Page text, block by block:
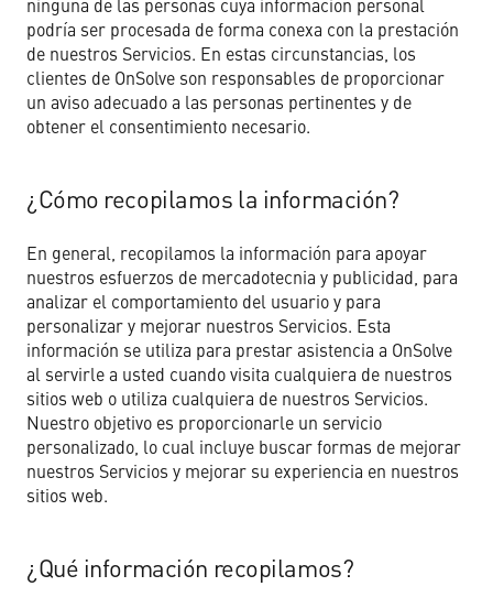
podría ser procesada de forma conexa con la prestación
de nuestros Servicios. En estas circunstancias, los
clientes de OnSolve son responsables de proporcionar
un aviso adecuado a las personas pertinentes y de
obtener el consentimiento necesario.
¿Cómo recopilamos la información?
En general, recopilamos la información para apoyar
nuestros esfuerzos de mercadotecnia y publicidad, para
analizar el comportamiento del usuario y para
personalizar y mejorar nuestros Servicios. Esta
información se utiliza para prestar asistencia a OnSolve
al servirle a usted cuando visita cualquiera de nuestros
sitios web o utiliza cualquiera de nuestros Servicios.
Nuestro objetivo es proporcionarle un servicio
personalizado, lo cual incluye buscar formas de mejorar
nuestros Servicios y mejorar su experiencia en nuestros
sitios web.
¿Qué información recopilamos?